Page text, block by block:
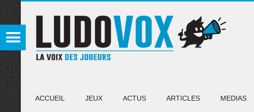
ACCUEIL JEUX ACTUS ARTICLES MEDIAS